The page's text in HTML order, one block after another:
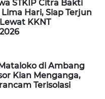
STKIP Citra Bakti
Hari, Siap Terjun
KKNT
di Ambang
Kian Menganga,
Terisolasi